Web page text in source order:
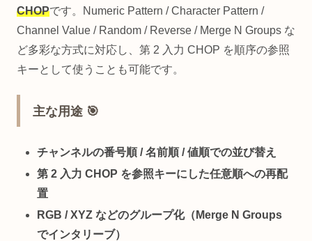
CHOPです。Numeric Pattern / Character Pattern /
Channel Value / Random / Reverse / Merge N Groups な
ど多彩な方式に対応し、第 2 入力 CHOP を順序の参照
キーとして使うことも可能です。
主な用途 🎯
チャンネルの番号順 / 名前順 / 値順での並び替え
第 2 入力 CHOP を参照キーにした任意順への再配
置
RGB / XYZ などのグループ化（Merge N Groups
でインタリーブ）